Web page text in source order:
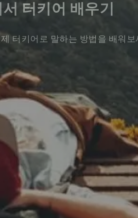
터키어 배우기
터키어로 말하는 방법을 배워보